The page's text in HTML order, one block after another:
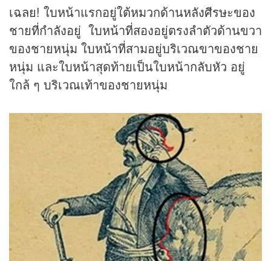
เฉลย! ใบหน้าแรกอยู่ใต้หมวกด้านหลังศีรษะของ
ชายที่กำลังอยู่ ใบหน้าที่สองอยู่ตรงลำตัวด้านขวา
ของชายหนุ่ม ใบหน้าที่สามอยู่บริเวณขาของชาย
หนุ่ม และใบหน้าสุดท้ายเป็นใบหน้ากลับหัว อยู่
ใกล้ ๆ บริเวณเท้าของชายหนุ่ม